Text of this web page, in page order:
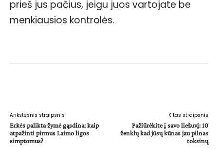
prieš jus pačius, jeigu juos vartojate be
menkiausios kontrolės.
Ankstesnis straipsnis
Erkės palikta žymė gąsdina: kaip
atpažinti pirmus Laimo ligos
simptomus?
Kitas straipsnis
Pažiūrėkite į savo liežuvį: 10
ženklų kad jūsų kūnas jau pilnas
toksinų